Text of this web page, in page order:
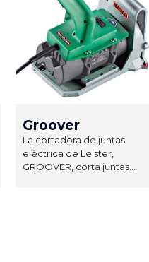
Groover
La cortadora de juntas
eléctrica de Leister,
GROOVER, corta juntas...